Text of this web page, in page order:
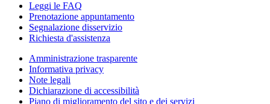
Leggi le FAQ
Prenotazione appuntamento
Segnalazione disservizio
Richiesta d'assistenza
Amministrazione trasparente
Informativa privacy
Note legali
Dichiarazione di accessibilità
Piano di miglioramento del sito e dei servizi